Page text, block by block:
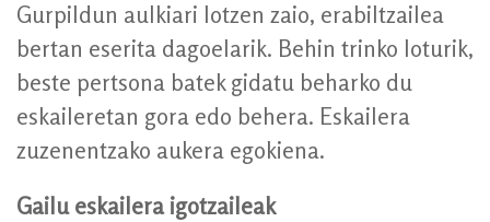
Gurpildun aulkiari lotzen zaio, erabiltzailea
bertan eserita dagoelarik. Behin trinko loturik,
beste pertsona batek gidatu beharko du
eskaileretan gora edo behera. Eskailera
zuzenentzako aukera egokiena.
Gailu eskailera igotzaileak